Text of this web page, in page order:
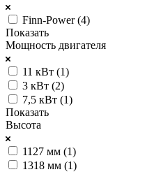
Finn-Power (4)
Показать
Мощность двигателя
11 кВт (1)
3 кВт (2)
7,5 кВт (1)
Показать
Высота
1127 мм (1)
1318 мм (1)